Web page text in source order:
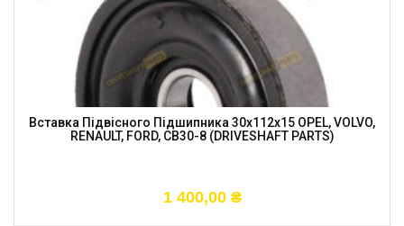
Вставка Підвісного Підшипника 30x112x15 OPEL, VOLVO,
RENAULT, FORD, CB30-8 (DRIVESHAFT PARTS)
1 400,00 ₴